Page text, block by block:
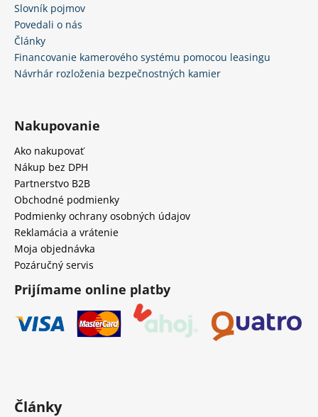
Slovník pojmov
Povedali o nás
Články
Financovanie kamerového systému pomocou leasingu
Návrhár rozloženia bezpečnostných kamier
Nakupovanie
Ako nakupovať
Nákup bez DPH
Partnerstvo B2B
Obchodné podmienky
Podmienky ochrany osobných údajov
Reklamácia a vrátenie
Moja objednávka
Pozáručný servis
Prijímame online platby
Články